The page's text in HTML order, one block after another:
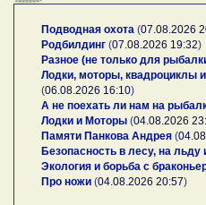
Подводная охота (07.08.2026
Родбилдинг (07.08.2026 19:32)
Разное (не только для
Лодки, моторы, квадроциклы
(06.08.2026 16:10)
А не поехать ли нам на
Лодки и Моторы (04.08.2026
Памяти Панкова Андрея (
Безопасность в лесу, на льду
Экология и борьба с
Про ножи (04.08.2026 20:57)